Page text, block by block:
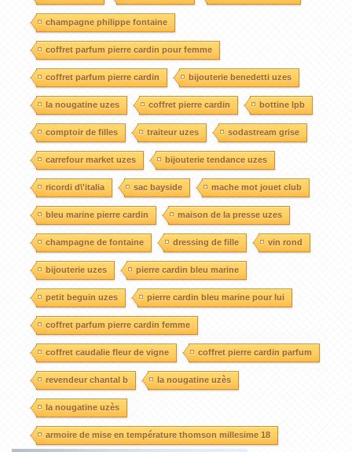
champagne philippe fontaine
coffret parfum pierre cardin pour femme
coffret parfum pierre cardin bijouterie benedetti uzes
la nougatine uzes coffret pierre cardin bottine lpb
comptoir de filles traiteur uzes sodastream grise
carrefour market uzes bijouterie tendance uzes
ricordi d\'italia sac bayside mache mot jouet club
bleu marine pierre cardin maison de la presse uzes
champagne de fontaine dressing de fille vin rond
bijouterie uzes pierre cardin bleu marine
petit beguin uzes pierre cardin bleu marine pour lui
coffret parfum pierre cardin femme
coffret caudalie fleur de vigne coffret pierre cardin parfum
revendeur chantal b la nougatine uzès
la nougatine uzès
armoire de mise en température thomson millesime 18